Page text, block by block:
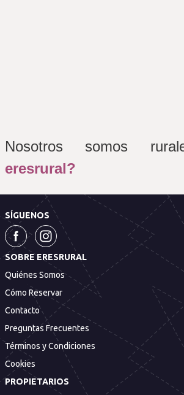
eresrural?
SÍGUENOS
SOBRE ERESRURAL
Quiénes Somos
Cómo Reservar
Contacto
Preguntas Frecuentes
Términos y Condiciones
Cookies
PROPIETARIOS